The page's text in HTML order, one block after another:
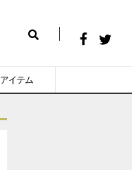
アイテム
索
Facebook